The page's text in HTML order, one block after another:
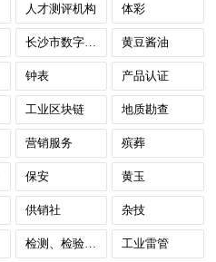
人才测评机构 体彩
长沙市数字政府 黄豆酱油
钟表 产品认证
工业区块链 地质勘查
营销服务 殡葬
保安 黄玉
供销社 杂技
检测、检验与认证（TIC） 工业雷管